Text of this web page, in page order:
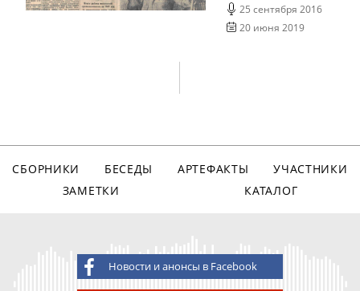
25 сентября 2016
20 июня 2019
СБОРНИКИ БЕСЕДЫ АРТЕФАКТЫ
УЧАСТНИКИ
ЗАМЕТКИ
КАТАЛОГ
Новости и анонсы в Facebook